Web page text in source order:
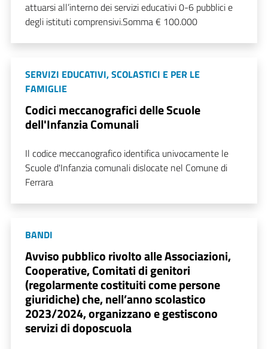
attuarsi all’interno dei servizi educativi 0-6 pubblici e
degli istituti comprensivi.Somma € 100.000
SERVIZI EDUCATIVI, SCOLASTICI E PER LE
FAMIGLIE
Codici meccanografici delle Scuole
dell'Infanzia Comunali
Il codice meccanografico identifica univocamente le
Scuole d'Infanzia comunali dislocate nel Comune di
Ferrara
BANDI
Avviso pubblico rivolto alle Associazioni,
Cooperative, Comitati di genitori
(regolarmente costituiti come persone
giuridiche) che, nell’anno scolastico
2023/2024, organizzano e gestiscono
servizi di doposcuola